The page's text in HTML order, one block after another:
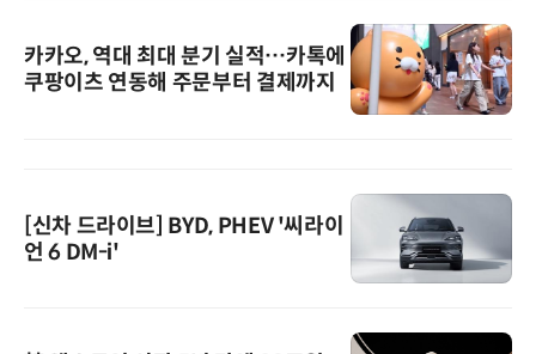
카카오, 역대 최대 분기 실적…카톡에
쿠팡이츠 연동해 주문부터 결제까지
[신차 드라이브] BYD, PHEV '씨라이
언 6 DM-i'